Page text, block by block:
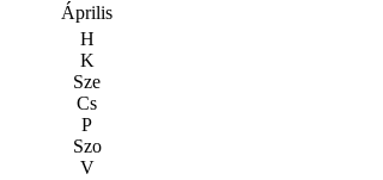
Április
H
K
Sze
Cs
P
Szo
V